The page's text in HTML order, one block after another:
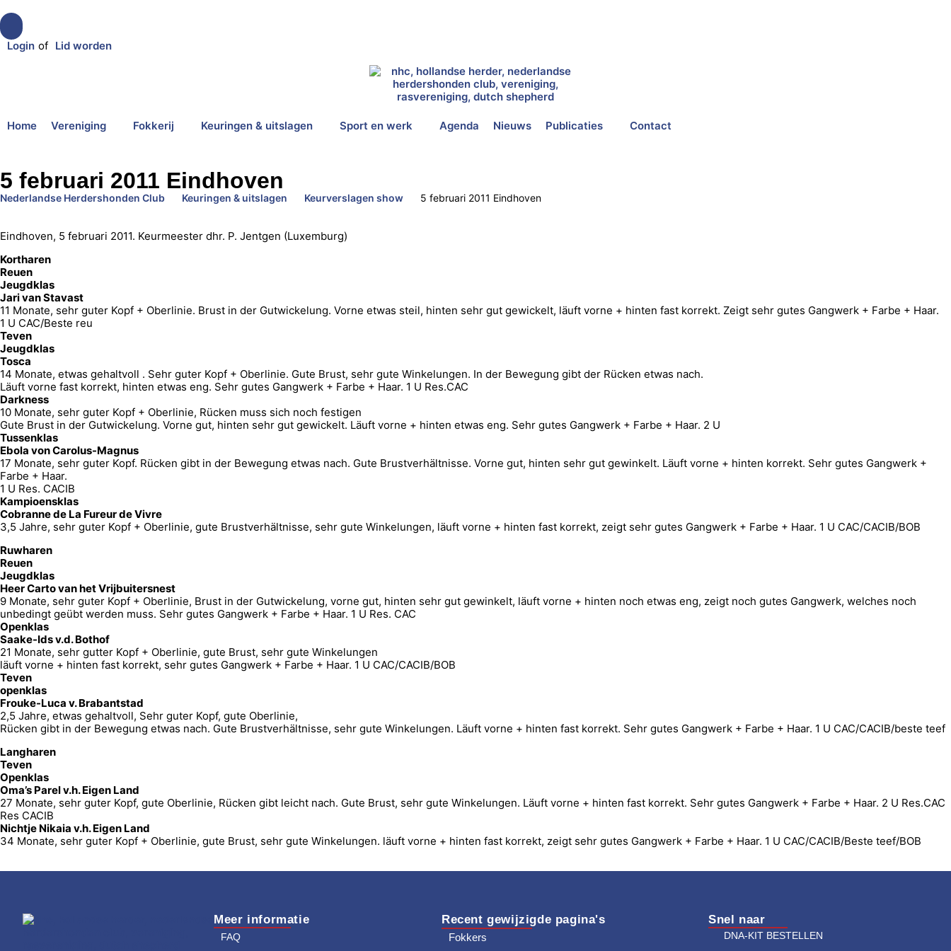
Login of Lid worden
Home Vereniging Fokkerij Keuringen & uitslagen Sport en werk Agenda Nieuws Publicaties Contact
5 februari 2011 Eindhoven
Nederlandse Herdershonden Club Keuringen & uitslagen Keurverslagen show 5 februari 2011 Eindhoven
Eindhoven, 5 februari 2011. Keurmeester dhr. P. Jentgen (Luxemburg)
Kortharen
Reuen
Jeugdklas
Jari van Stavast
11 Monate, sehr guter Kopf + Oberlinie. Brust in der Gutwickelung. Vorne etwas steil, hinten sehr gut gewickelt, läuft vorne + hinten fast korrekt. Zeigt sehr gutes Gangwerk + Farbe + Haar.
1 U CAC/Beste reu
Teven
Jeugdklas
Tosca
14 Monate, etwas gehaltvoll . Sehr guter Kopf + Oberlinie. Gute Brust, sehr gute Winkelungen. In der Bewegung gibt der Rücken etwas nach.
Läuft vorne fast korrekt, hinten etwas eng. Sehr gutes Gangwerk + Farbe + Haar. 1 U Res.CAC
Darkness
10 Monate, sehr guter Kopf + Oberlinie, Rücken muss sich noch festigen
Gute Brust in der Gutwickelung. Vorne gut, hinten sehr gut gewickelt. Läuft vorne + hinten etwas eng. Sehr gutes Gangwerk + Farbe + Haar. 2 U
Tussenklas
Ebola von Carolus-Magnus
17 Monate, sehr guter Kopf. Rücken gibt in der Bewegung etwas nach. Gute Brustverhältnisse. Vorne gut, hinten sehr gut gewinkelt. Läuft vorne + hinten korrekt. Sehr gutes Gangwerk +
Farbe + Haar.
1 U Res. CACIB
Kampioensklas
Cobranne de La Fureur de Vivre
3,5 Jahre, sehr guter Kopf + Oberlinie, gute Brustverhältnisse, sehr gute Winkelungen, läuft vorne + hinten fast korrekt, zeigt sehr gutes Gangwerk + Farbe + Haar. 1 U CAC/CACIB/BOB
Ruwharen
Reuen
Jeugdklas
Heer Carto van het Vrijbuitersnest
9 Monate, sehr guter Kopf + Oberlinie, Brust in der Gutwickelung, vorne gut, hinten sehr gut gewinkelt, läuft vorne + hinten noch etwas eng, zeigt noch gutes Gangwerk, welches noch
unbedingt geübt werden muss. Sehr gutes Gangwerk + Farbe + Haar. 1 U Res. CAC
Openklas
Saake-Ids v.d. Bothof
21 Monate, sehr gutter Kopf + Oberlinie, gute Brust, sehr gute Winkelungen
läuft vorne + hinten fast korrekt, sehr gutes Gangwerk + Farbe + Haar. 1 U CAC/CACIB/BOB
Teven
openklas
Frouke-Luca v. Brabantstad
2,5 Jahre, etwas gehaltvoll, Sehr guter Kopf, gute Oberlinie,
Rücken gibt in der Bewegung etwas nach. Gute Brustverhältnisse, sehr gute Winkelungen. Läuft vorne + hinten fast korrekt. Sehr gutes Gangwerk + Farbe + Haar. 1 U CAC/CACIB/beste teef
Langharen
Teven
Openklas
Oma’s Parel v.h. Eigen Land
27 Monate, sehr guter Kopf, gute Oberlinie, Rücken gibt leicht nach. Gute Brust, sehr gute Winkelungen. Läuft vorne + hinten fast korrekt. Sehr gutes Gangwerk + Farbe + Haar. 2 U Res.CAC
Res CACIB
Nichtje Nikaia v.h. Eigen Land
34 Monate, sehr guter Kopf + Oberlinie, gute Brust, sehr gute Winkelungen. läuft vorne + hinten fast korrekt, zeigt sehr gutes Gangwerk + Farbe + Haar. 1 U CAC/CACIB/Beste teef/BOB
Meer informatie
FAQ
Recent gewijzigde pagina's
Fokkers
Snel naar
DNA-KIT BESTELLEN